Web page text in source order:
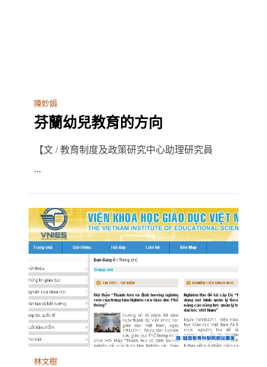
陳妙娟
芬蘭幼兒教育的方向
【文 / 教育制度及政策研究中心助理研究員
...
林文樹